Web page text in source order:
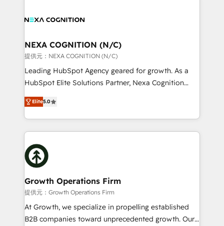
experience. Working hand-in-hand with your team,
traffic, generates better leads and crushes your
revenue goals. We've worked with thousands of
HubSpot customers and we'd love to work with you
too! Clients come to us for: Advanced CRM solutions
HubSpot Data System Migrations between systems
to HubSpot New lead generation strategies Time-
website development Award-winning creative
design We live and breathe HubSpot and are ready
NEXA COGNITION (N/C)
提供元：NEXA COGNITION (N/C)
Leading HubSpot Agency geared for growth. As a
HubSpot Elite Solutions Partner, Nexa Cognition
ranks in the top 1% of global HubSpot Partners and
has been one of the longest-standing partners since
2012. We empower businesses to harness the full
potential of HubSpot by combining strategic
insights with technical excellence, we deliver
bespoke HubSpot solutions tailored to drive
measurable growth and operational efficiency. Why
Choose Nexa Cognition? 🚀 HubSpot Expertise: Our
certified team specialises in CRM implementation,
marketing automation, and revenue operations. 🤝
Custom Solutions: From onboarding and
Elite5.0
Growth Operations Firm
提供元：Growth Operations Firm
At Growth, we specialize in propelling established
B2B companies toward unprecedented growth. Our